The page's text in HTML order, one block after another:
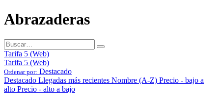
Abrazaderas
Tarifa 5 (Web)
Tarifa 5 (Web)
Ordenar por: Destacado
Destacado Llegadas más recientes Nombre (A-Z) Precio - bajo a
alto Precio - alto a bajo